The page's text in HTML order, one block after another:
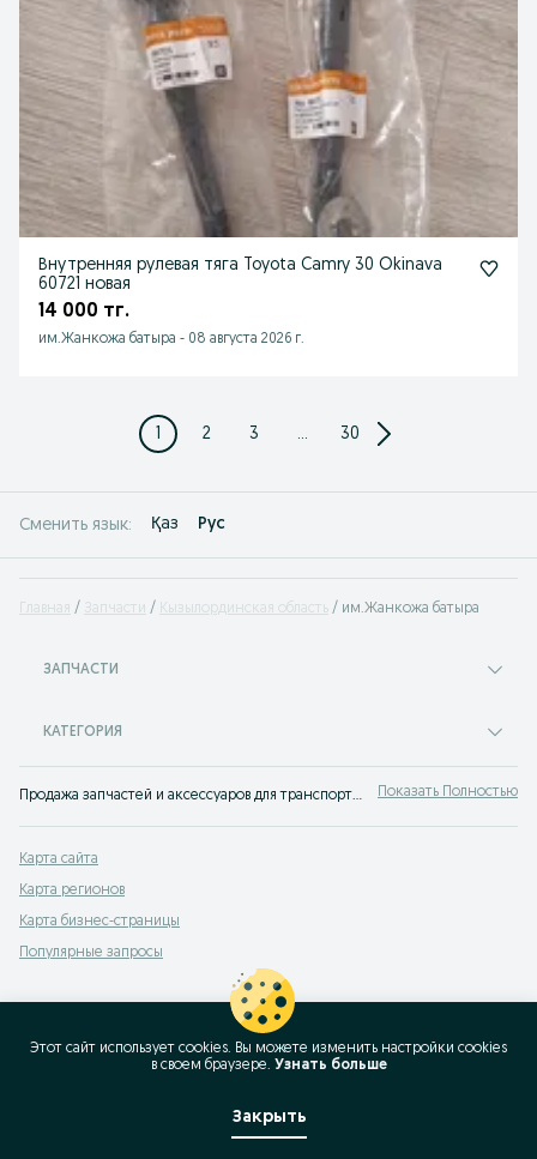
Внутренняя рулевая тяга Toyota Camry 30 Okinava
60721 новая
14 000 тг.
им.Жанкожа батыра - 08 августа 2026 г.
1 2 3 ... 30
Сменить язык: Қаз Рус
Главная Запчасти Кызылординская область им.Жанкожа батыра
ЗАПЧАСТИ
КАТЕГОРИЯ
Продажа запчастей и аксессуаров для транспорта им.Жанкожа батыра ✔️ Купить новые и б/у автоаксессуары и автозапчасти по низкой цене ⭐ Самые выгодные предложения ждут тебя на OLX! Показать Полностью
Карта сайта
Карта регионов
Карта бизнес-страницы
Популярные запросы
Этот сайт использует cookies. Вы можете изменить настройки cookies
в своeм браузере. Узнать больше
Закрыть